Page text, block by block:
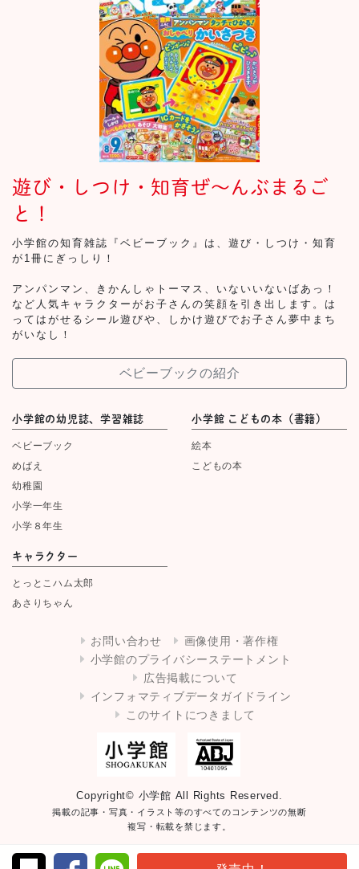
遊び・しつけ・知育ぜ～んぶまるご
と！
小学館の知育雑誌『ベビーブック』は、遊び・しつけ・知育
が1冊にぎっしり！
アンパンマン、きかんしゃトーマス、いないいないばあっ！
など人気キャラクターがお子さんの笑顔を引き出します。は
ってはがせるシール遊びや、しかけ遊びでお子さん夢中まち
がいなし！
ベビーブックの紹介
小学館の幼児誌、学習雑誌
ベビーブック
めばえ
幼稚園
小学一年生
小学８年生
小学館 こどもの本（書籍）
絵本
こどもの本
キャラクター
とっとこハム太郎
あさりちゃん
お問い合わせ
画像使用・著作権
小学館のプライバシーステートメント
広告掲載について
インフォマティブデータガイドライン
このサイトにつきまして
Copyright© 小学館 All Rights Reserved.
掲載の記事・写真・イラスト等のすべてのコンテンツの無断
複写・転載を禁じます。